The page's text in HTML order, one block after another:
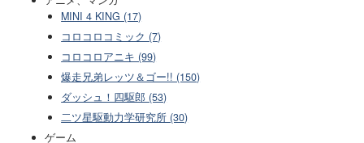
MINI 4 KING (17)
コロコロコミック (7)
コロコロアニキ (99)
爆走兄弟レッツ＆ゴー!! (150)
ダッシュ！四駆郎 (53)
二ツ星駆動力学研究所 (30)
ゲーム